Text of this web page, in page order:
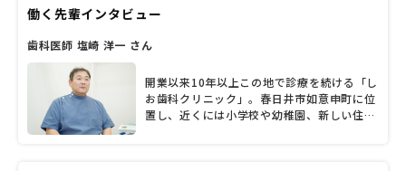
後、開業医のもとで研鑽を積んできた。周り
生の人柄とこれまでに培ってきた経験は、ス
柄に関するクチコミで来院する患者も多いそ
うだ。患者に合った治療を心がける塩崎先生
に、歯科医師を志した経緯や、診療への思い
働く先輩インタビュー
歯科医師 塩崎 洋一 さん
開業以来10年以上この地で診療を続ける「し
お歯科クリニック」。春日井市如意申町に位
置し、近くには小学校や幼稚園、新しい住宅